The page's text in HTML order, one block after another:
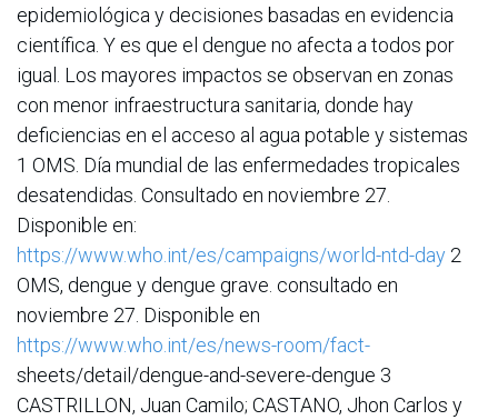
epidemiológica y decisiones basadas en evidencia
científica. Y es que el dengue no afecta a todos por
igual. Los mayores impactos se observan en zonas
con menor infraestructura sanitaria, donde hay
deficiencias en el acceso al agua potable y sistemas
1 OMS. Día mundial de las enfermedades tropicales
desatendidas. Consultado en noviembre 27.
Disponible en:
https://www.who.int/es/campaigns/world-ntd-day 2
OMS, dengue y dengue grave. consultado en
noviembre 27. Disponible en
https://www.who.int/es/news-room/fact-
sheets/detail/dengue-and-severe-dengue 3
CASTRILLON, Juan Camilo; CASTANO, Jhon Carlos y